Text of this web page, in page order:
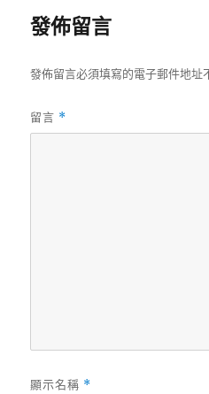
發佈留言
發佈留言必須填寫的電子郵件地址
留言 *
顯示名稱 *